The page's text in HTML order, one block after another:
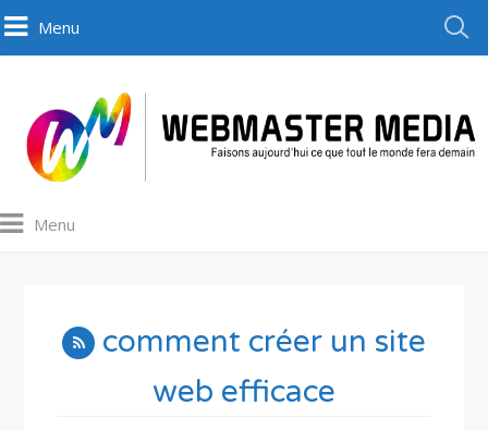
Menu
Menu
comment créer un site
web efficace